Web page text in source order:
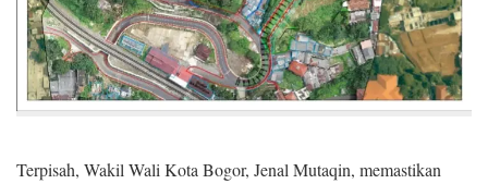
Terpisah, Wakil Wali Kota Bogor, Jenal Mutaqin, memastikan